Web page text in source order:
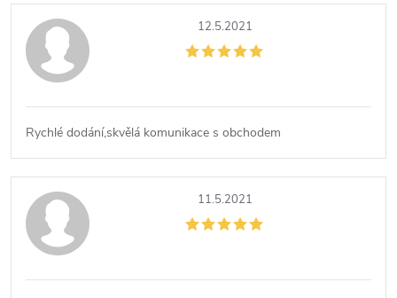
12.5.2021
Rychlé dodání,skvělá komunikace s obchodem
11.5.2021